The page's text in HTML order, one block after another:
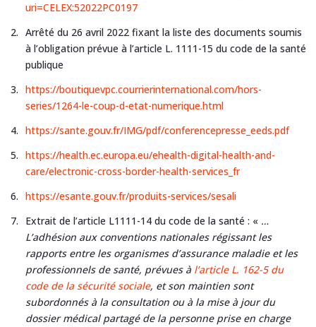
uri=CELEX:52022PC0197
Arrêté du 26 avril 2022 fixant la liste des documents soumis
à l’obligation prévue à l’article L. 1111-15 du code de la santé
publique
https://boutiquevpc.courrierinternational.com/hors-
series/1264-le-coup-d-etat-numerique.html
https://sante.gouv.fr/IMG/pdf/conferencepresse_eeds.pdf
https://health.ec.europa.eu/ehealth-digital-health-and-
care/electronic-cross-border-health-services_fr
https://esante.gouv.fr/produits-services/sesali
Extrait de l’article L1111-14 du code de la santé : « …
L’adhésion aux conventions nationales régissant les
rapports entre les organismes d’assurance maladie et les
professionnels de santé, prévues à l’article L. 162-5 du
code de la sécurité sociale, et son maintien sont
subordonnés à la consultation ou à la mise à jour du
dossier médical partagé de la personne prise en charge